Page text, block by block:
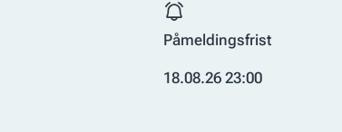
Påmeldingsfrist
18.08.26 23:00